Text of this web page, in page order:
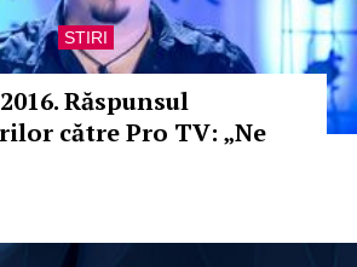
STIRI
Răspunsul
către Pro TV: „Ne